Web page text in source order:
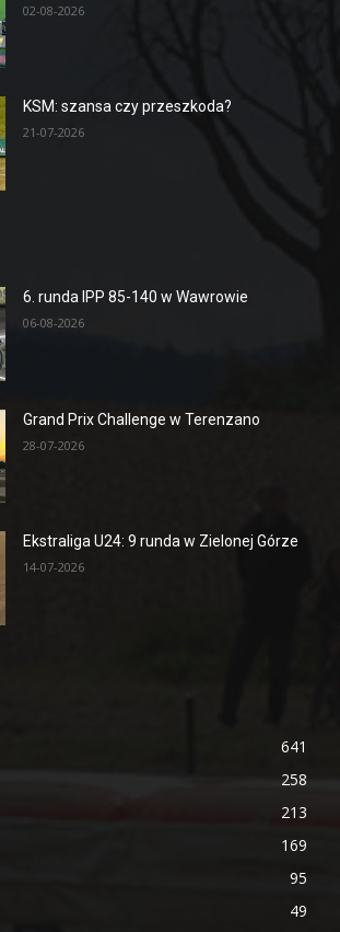
02-08-2026
KSM: szansa czy przeszkoda?
21-07-2026
6. runda IPP 85-140 w Wawrowie
06-08-2026
Grand Prix Challenge w Terenzano
28-07-2026
Ekstraliga U24: 9 runda w Zielonej Górze
14-07-2026
641
258
213
169
95
49